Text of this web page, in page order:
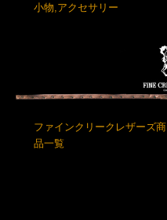
小物,アクセサリー
ファインクリークレザーズ商
品一覧